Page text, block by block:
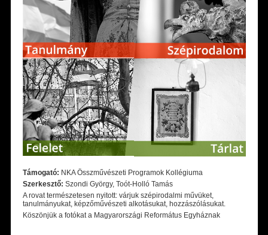
Támogató: NKA Összművészeti Programok Kollégiuma
Szerkesztő: Szondi György, Toót-Holló Tamás
A rovat természetesen nyitott: várjuk szépirodalmi művüket,
tanulmányukat, képzőművészeti alkotásukat, hozzászólásukat.
Köszönjük a fotókat a Magyarországi Református Egyháznak